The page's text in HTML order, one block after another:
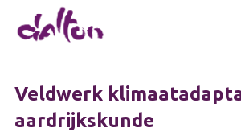
Veldwerk
aardrijkskunde